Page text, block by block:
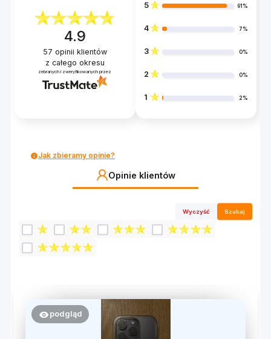
4.9
57 opinii klientów
z całego okresu
zebranych i zweryfikowanych przez
5 91%
4 7%
3 0%
2 0%
1 2%
Jak zbieramy opinie?
Opinie klientów
Wyczyść Szukaj
podgląd